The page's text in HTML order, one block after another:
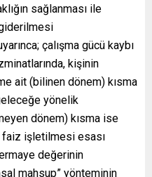
sağlanması ile
çalışma gücü kaybı
kişinin
ait (bilinen dönem) kısma
yönelik
dönem) kısma ise
faiz işletilmesi esası
değerinin
mahsup” yönteminin